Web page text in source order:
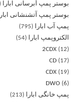
بوستر پمپ آبرسانی ابارا
بوستر پمپ آتشنشانی ابارا
پمپ آب ابارا
795
الکتروپمپ ابارا
54
2CDX
12
CD
17
CDX
19
DWO
6
پمپ خانگی ابارا
213